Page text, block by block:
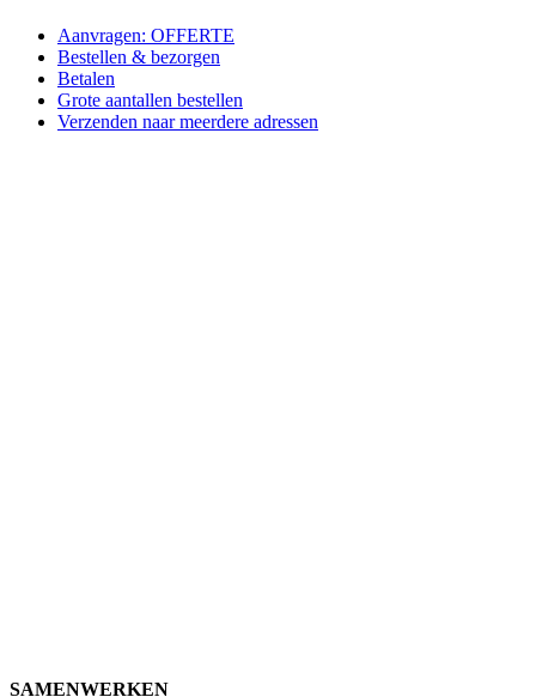
Aanvragen: OFFERTE
Bestellen & bezorgen
Betalen
Grote aantallen bestellen
Verzenden naar meerdere adressen
SAMENWERKEN